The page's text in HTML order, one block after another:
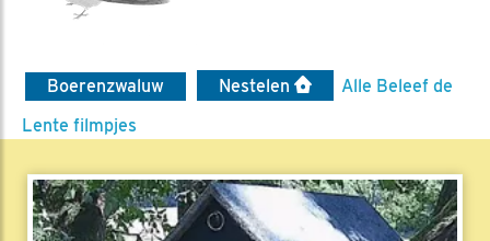
Boerenzwaluw Nestelen
Alle Beleef de
Lente filmpjes